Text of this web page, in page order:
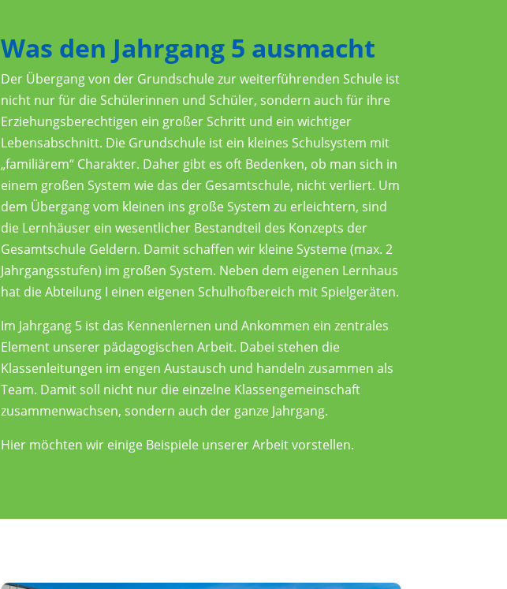
Was den Jahrgang 5 ausmacht
Der Übergang von der Grundschule zur weiterführenden Schule ist
nicht nur für die Schülerinnen und Schüler, sondern auch für ihre
Erziehungsberechtigen ein großer Schritt und ein wichtiger
Lebensabschnitt. Die Grundschule ist ein kleines Schulsystem mit
„familiärem“ Charakter. Daher gibt es oft Bedenken, ob man sich in
einem großen System wie das der Gesamtschule, nicht verliert. Um
dem Übergang vom kleinen ins große System zu erleichtern, sind
die Lernhäuser ein wesentlicher Bestandteil des Konzepts der
Gesamtschule Geldern. Damit schaffen wir kleine Systeme (max. 2
Jahrgangsstufen) im großen System. Neben dem eigenen Lernhaus
hat die Abteilung I einen eigenen Schulhofbereich mit Spielgeräten.
Im Jahrgang 5 ist das Kennenlernen und Ankommen ein zentrales
Element unserer pädagogischen Arbeit. Dabei stehen die
Klassenleitungen im engen Austausch und handeln zusammen als
Team. Damit soll nicht nur die einzelne Klassengemeinschaft
zusammenwachsen, sondern auch der ganze Jahrgang.
Hier möchten wir einige Beispiele unserer Arbeit vorstellen.